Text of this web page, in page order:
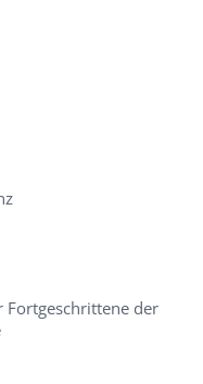
Fortgeschrittene der